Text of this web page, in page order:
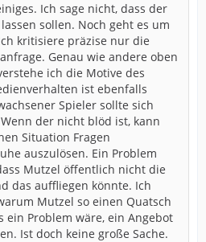
Ich sage nicht, dass der
sollen. Noch geht es um
kritisiere präzise nur die
Genau wie andere oben
ich die Motive des
ist ebenfalls
Spieler sollte sich
der nicht blöd ist, kann
Situation Fragen
auszulösen. Ein Problem
Mutzel öffentlich nicht die
das auffliegen könnte. Ich
Mutzel so einen Quatsch
ein Problem wäre, ein Angebot
Ist doch keine große Sache.